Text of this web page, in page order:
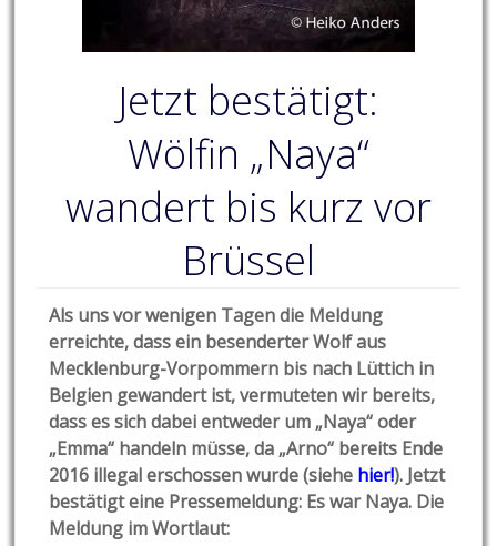
Jetzt bestätigt:
Wölfin „Naya“
wandert bis kurz vor
Brüssel
Als uns vor wenigen Tagen die Meldung
erreichte, dass ein besenderter Wolf aus
Mecklenburg-Vorpommern bis nach Lüttich in
Belgien gewandert ist, vermuteten wir bereits,
dass es sich dabei entweder um „Naya“ oder
„Emma“ handeln müsse, da „Arno“ bereits Ende
2016 illegal erschossen wurde (siehe hier!). Jetzt
bestätigt eine Pressemeldung: Es war Naya. Die
Meldung im Wortlaut: